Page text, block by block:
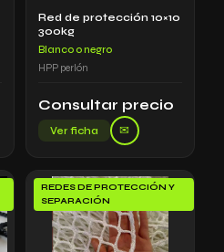
Red de protección 10×10
300kg
Blanco o negro
HPP perlón
Consultar precio
Ver ficha ✉
REDES DE PROTECCIÓN Y
SEPARACIÓN